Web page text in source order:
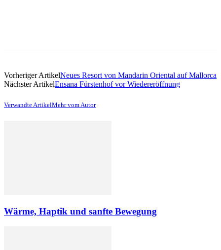
Vorheriger ArtikelNeues Resort von Mandarin Oriental auf Mallorca
Nächster ArtikelEnsana Fürstenhof vor Wiedereröffnung
Verwandte ArtikelMehr vom Autor
Wärme, Haptik und sanfte Bewegung